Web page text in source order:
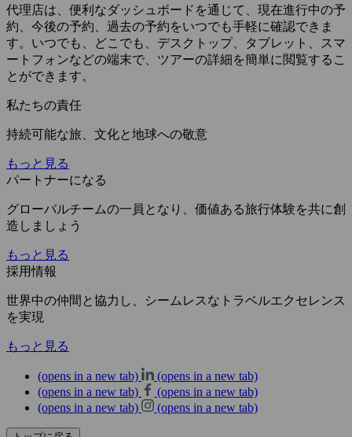
代理店は、便利なダッシュボードを通じて、現在進行中の予
約、今後の予約、過去の予約をいつでも手軽に確認できま
す。いつでも、どこでも、デスクトップ、タブレット、スマ
ートフォンなどの端末で、ツアーの詳細を簡単に閲覧するこ
とができます。
私たちの責任
持続可能な旅、文化と地球への敬意
もっと見る
パートナーになる
グローバルチームの一員となり、価値ある旅行体験を共に創
造しましょう
もっと見る
採用情報
世界中の仲間と協力し、シームレスなトラベルエクセレンス
を実現
もっと見る
(opens in a new tab)
(opens in a new tab)
(opens in a new tab)
(opens in a new tab)
(opens in a new tab)
(opens in a new tab)